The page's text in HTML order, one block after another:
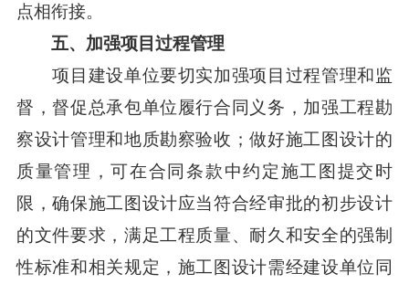
点相衔接。
五、加强项目过程管理
项目建设单位要切实加强项目过程管理和监
督，督促总承包单位履行合同义务，加强工程勘
察设计管理和地质勘察验收；做好施工图设计的
质量管理，可在合同条款中约定施工图提交时
限，确保施工图设计应当符合经审批的初步设计
的文件要求，满足工程质量、耐久和安全的强制
性标准和相关规定，施工图设计需经建设单位同